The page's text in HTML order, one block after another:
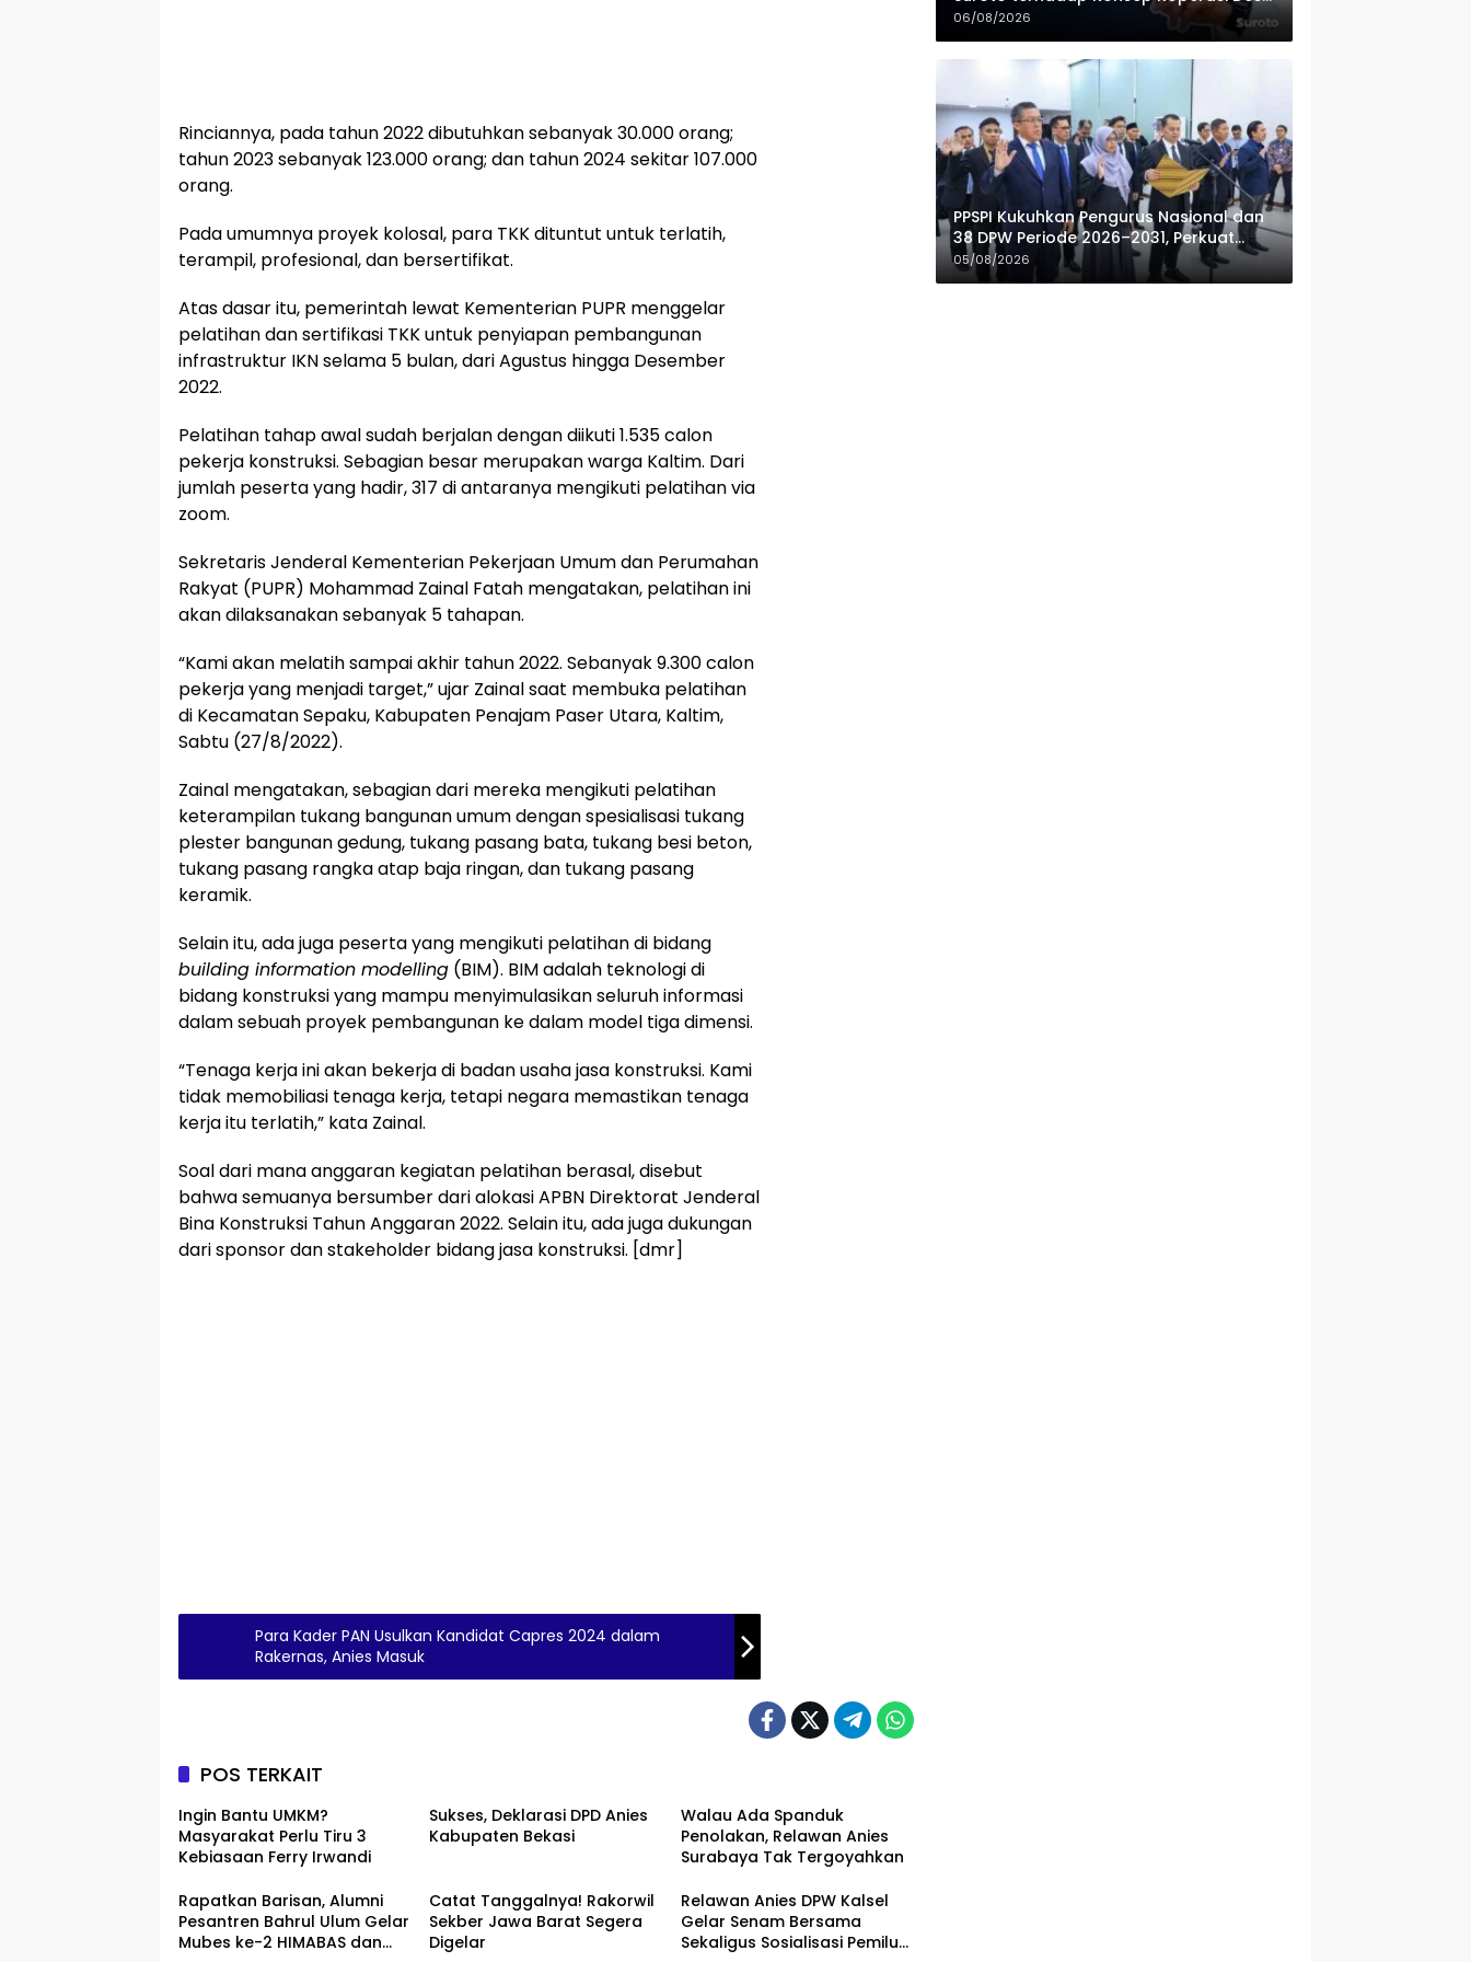
Rinciannya, pada tahun 2022 dibutuhkan sebanyak 30.000 orang;
tahun 2023 sebanyak 123.000 orang; dan tahun 2024 sekitar 107.000
orang.
Pada umumnya proyek kolosal, para TKK dituntut untuk terlatih,
terampil, profesional, dan bersertifikat.
Atas dasar itu, pemerintah lewat Kementerian PUPR menggelar
pelatihan dan sertifikasi TKK untuk penyiapan pembangunan
infrastruktur IKN selama 5 bulan, dari Agustus hingga Desember
2022.
Pelatihan tahap awal sudah berjalan dengan diikuti 1.535 calon
pekerja konstruksi. Sebagian besar merupakan warga Kaltim. Dari
jumlah peserta yang hadir, 317 di antaranya mengikuti pelatihan via
zoom.
Sekretaris Jenderal Kementerian Pekerjaan Umum dan Perumahan
Rakyat (PUPR) Mohammad Zainal Fatah mengatakan, pelatihan ini
akan dilaksanakan sebanyak 5 tahapan.
“Kami akan melatih sampai akhir tahun 2022. Sebanyak 9.300 calon
pekerja yang menjadi target,” ujar Zainal saat membuka pelatihan
di Kecamatan Sepaku, Kabupaten Penajam Paser Utara, Kaltim,
Sabtu (27/8/2022).
Zainal mengatakan, sebagian dari mereka mengikuti pelatihan
keterampilan tukang bangunan umum dengan spesialisasi tukang
plester bangunan gedung, tukang pasang bata, tukang besi beton,
tukang pasang rangka atap baja ringan, dan tukang pasang
keramik.
Selain itu, ada juga peserta yang mengikuti pelatihan di bidang
building information modelling (BIM). BIM adalah teknologi di
bidang konstruksi yang mampu menyimulasikan seluruh informasi
dalam sebuah proyek pembangunan ke dalam model tiga dimensi.
“Tenaga kerja ini akan bekerja di badan usaha jasa konstruksi. Kami
tidak memobiliasi tenaga kerja, tetapi negara memastikan tenaga
kerja itu terlatih,” kata Zainal.
Soal dari mana anggaran kegiatan pelatihan berasal, disebut
bahwa semuanya bersumber dari alokasi APBN Direktorat Jenderal
Bina Konstruksi Tahun Anggaran 2022. Selain itu, ada juga dukungan
dari sponsor dan stakeholder bidang jasa konstruksi. [dmr]
Para Kader PAN Usulkan Kandidat Capres 2024 dalam
Rakernas, Anies Masuk
POS TERKAIT
Ingin Bantu UMKM?
Masyarakat Perlu Tiru 3
Kebiasaan Ferry Irwandi
Sukses, Deklarasi DPD Anies
Kabupaten Bekasi
Walau Ada Spanduk
Penolakan, Relawan Anies
Surabaya Tak Tergoyahkan
Rapatkan Barisan, Alumni
Pesantren Bahrul Ulum Gelar
Mubes ke-2 HIMABAS dan
Catat Tanggalnya! Rakorwil
Sekber Jawa Barat Segera
Digelar
Relawan Anies DPW Kalsel
Gelar Senam Bersama
Sekaligus Sosialisasi Pemilu
Merah Putih
06/08/2026
PPSPI Kukuhkan Pengurus Nasional dan
38 DPW Periode 2026–2031, Perkuat
Profesionalisme Sektor Publik
05/08/2026